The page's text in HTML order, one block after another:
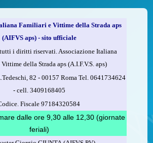
nulla: devolvere il 5 per mille della
o del modello 730.
come “Sostegno delle
di utilità sociale, delle associazioni
il codice fiscale dell’A.I.F.V.S.:
Familiari e Vittime della Strada aps
(AIFVS aps) - sito ufficiale
i diritti riservati. Associazione Italiana
della Strada aps (A.I.F.V.S. aps)
82 - 00157 Roma Tel. 0641734624
-cell.3409168405
Fiscale 97184320584
dalle ore 9,30 alle 12,30 (giornate
feriali)